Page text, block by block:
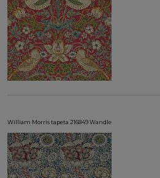
William Morris tapeta 216849 Wandle